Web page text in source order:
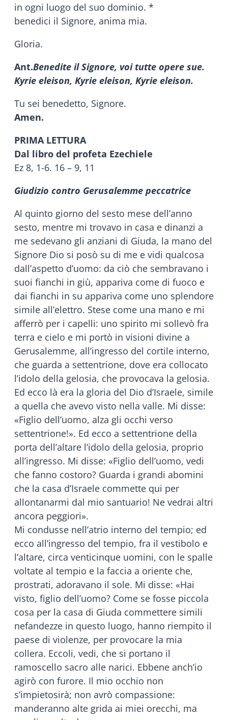
in ogni luogo del suo dominio. *
benedici il Signore, anima mia.
Gloria.
Ant.Benedite il Signore, voi tutte opere sue.
Kyrie eleison, Kyrie eleison, Kyrie eleison.
Tu sei benedetto, Signore.
Amen.
PRIMA LETTURA
Dal libro del profeta Ezechiele
Ez 8, 1-6. 16 – 9, 11
Giudizio contro Gerusalemme peccatrice
Al quinto giorno del sesto mese dell’anno
sesto, mentre mi trovavo in casa e dinanzi a
me sedevano gli anziani di Giuda, la mano del
Signore Dio si posò su di me e vidi qualcosa
dall’aspetto d’uomo: da ciò che sembravano i
suoi fianchi in giù, appariva come di fuoco e
dai fianchi in su appariva come uno splendore
simile all’elettro. Stese come una mano e mi
afferrò per i capelli: uno spirito mi sollevò fra
terra e cielo e mi portò in visioni divine a
Gerusalemme, all’ingresso del cortile interno,
che guarda a settentrione, dove era collocato
l’idolo della gelosia, che provocava la gelosia.
Ed ecco là era la gloria del Dio d’Israele, simile
a quella che avevo visto nella valle. Mi disse:
«Figlio dell’uomo, alza gli occhi verso
settentrione!». Ed ecco a settentrione della
porta dell’altare l’idolo della gelosia, proprio
all’ingresso. Mi disse: «Figlio dell’uomo, vedi
che fanno costoro? Guarda i grandi abomini
che la casa d’Israele commette qui per
allontanarmi dal mio santuario! Ne vedrai altri
ancora peggiori».
Mi condusse nell’atrio interno del tempio; ed
ecco all’ingresso del tempio, fra il vestibolo e
l’altare, circa venticinque uomini, con le spalle
voltate al tempio e la faccia a oriente che,
prostrati, adoravano il sole. Mi disse: «Hai
visto, figlio dell’uomo? Come se fosse piccola
cosa per la casa di Giuda commettere simili
nefandezze in questo luogo, hanno riempito il
paese di violenze, per provocare la mia
collera. Eccoli, vedi, che si portano il
ramoscello sacro alle narici. Ebbene anch’io
agirò con furore. Il mio occhio non
s’impietosirà; non avrò compassione:
manderanno alte grida ai miei orecchi, ma